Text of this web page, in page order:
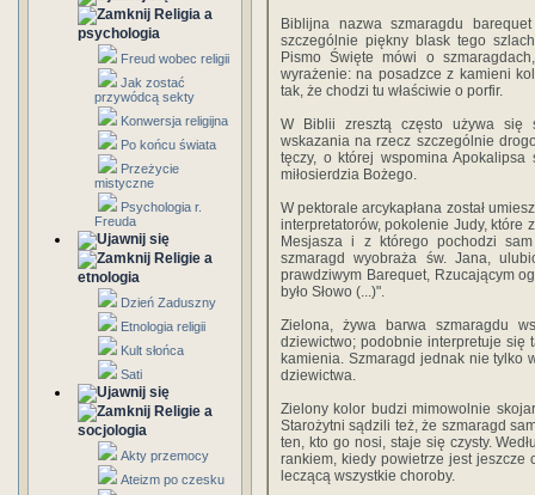
Religia a
psychologia
Freud wobec religii
Jak zostać
przywódcą sekty
Konwersja religijna
Po końcu świata
Przeżycie
mistyczne
Psychologia r.
Freuda
Religie a
etnologia
Dzień Zaduszny
Etnologia religii
Kult słońca
Sati
Religie a
socjologia
Akty przemocy
Ateizm po czesku
Biblijna nazwa szmaragdu
szczególnie piękny blask tego
Pismo Święte mówi o
wyrażenie: na posadzce z kamieni
tak, że chodzi tu właściwie o porfir.
W Biblii zresztą często używa się
wskazania na rzecz szczególnie
tęczy, o której wspomina
miłosierdzia Bożego.
W pektorale arcykapłana został
interpretatorów, pokolenie Judy, które
Mesjasza i z którego pochodzi
szmaragd wyobraża św. Jana,
prawdziwym Barequet, Rzucającym
było Słowo (...)".
Zielona, żywa barwa szmaragdu
dziewictwo; podobnie interpretuje się
kamienia. Szmaragd jednak nie tylko
dziewictwa.
Zielony kolor budzi mimowolnie
Starożytni sądzili też, że szmaragd
ten, kto go nosi, staje się czysty.
rankiem, kiedy powietrze jest jeszcze
leczącą wszystkie choroby.